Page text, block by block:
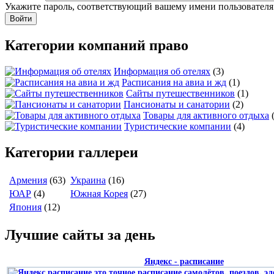
Укажите пароль, соответствующий вашему имени
Категории компаний право
Информация об отелях (3)
Расписания на авиа и жд (1)
Сайты путешественников (1)
Пансионаты и санатории (2)
Товары для активного отдыха
Туристические компании (4)
Категории галлереи
Армения (63) Украина (16)
ЮАР (4) Южная Корея (27)
Япония (12)
Лучшие сайты за день
Яндекс - расписание